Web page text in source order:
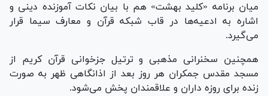
میان برنامه «کلید بهشت» هم با بیان نکات آموزنده دینی و
اشاره به ادعیه‌ها در قاب شبکه قرآن و معارف سیما قرار
می‌گیرد.
همچنین سخنرانی مذهبی و ترتیل جزخوانی قرآن کریم از
مسجد مقدس جمکران هر روز بعد از اذانگاهی ظهر به صورت
زنده برای روزه داران و علاقمندان پخش می‌شود.